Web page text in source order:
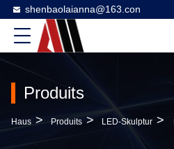
shenbaolaianna@163.con
Produits
Haus > Produits > LED-Skulptur >